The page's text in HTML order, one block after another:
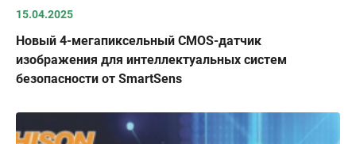
15.04.2025
Новый 4-мегапиксельный CMOS-датчик
изображения для интеллектуальных систем
безопасности от SmartSens